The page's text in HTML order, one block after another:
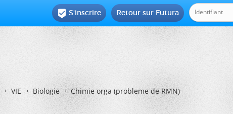
Retour sur Futura
 S'inscrire
VIE Biologie Chimie orga (probleme de RMN)